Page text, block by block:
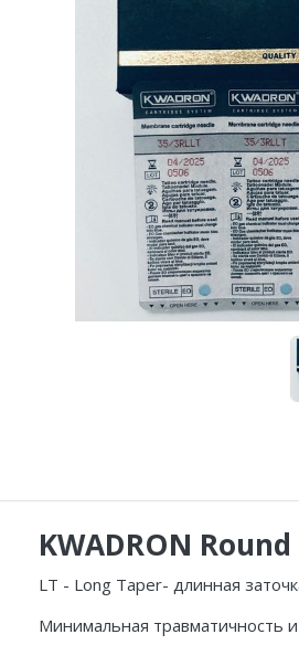
KWADRON
LT - Long Taper- длинная
Минимальная
Иглы и колпачки для
аппаратов Dragon Bella (
Иглы и колпачки GiantSun
My M мезо и BB Glow